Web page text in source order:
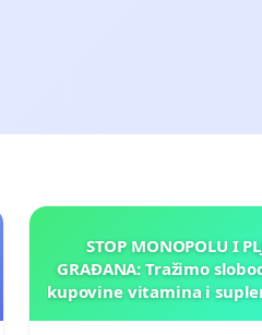
STOP MONOPOLU I
GRAĐANA: Tražimo
kupovine vitamina i